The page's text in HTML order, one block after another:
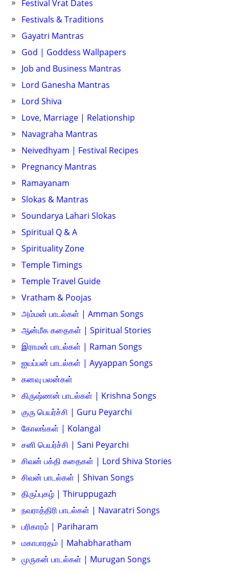
Festival Vrat Dates
Festivals & Traditions
Gayatri Mantras
God | Goddess Wallpapers
Job and Business Mantras
Lord Ganesha Mantras
Lord Shiva
Love, Marriage | Relationship
Navagraha Mantras
Neivedhyam | Festival Recipes
Pregnancy Mantras
Ramayanam
Slokas & Mantras
Soundarya Lahari Slokas
Spiritual Q & A
Spirituality Zone
Temple Timings
Temple Travel Guide
Vratham & Poojas
அம்மன் பாடல்கள் | Amman Songs
ஆன்மீக கதைகள் | Spiritual Stories
இராமன் பாடல்கள் | Raman Songs
ஐயப்பன் பாடல்கள் | Ayyappan Songs
கனவு பலன்கள்
கிருஷ்ணன் பாடல்கள் | Krishna Songs
குரு பெயர்ச்சி | Guru Peyarchi
கோலங்கள் | Kolangal
சனி பெயர்ச்சி | Sani Peyarchi
சிவன் பக்தி கதைகள் | Lord Shiva Stories
சிவன் பாடல்கள் | Shivan Songs
திருப்புகழ் | Thiruppugazh
நவராத்திரி பாடல்கள் | Navaratri Songs
பரிகாரம் | Pariharam
மகாபாரதம் | Mahabharatham
முருகன் பாடல்கள் | Murugan Songs